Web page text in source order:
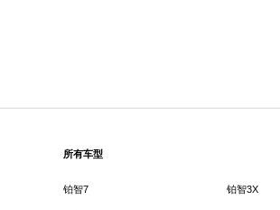
所有车型
铂智7 铂智3X